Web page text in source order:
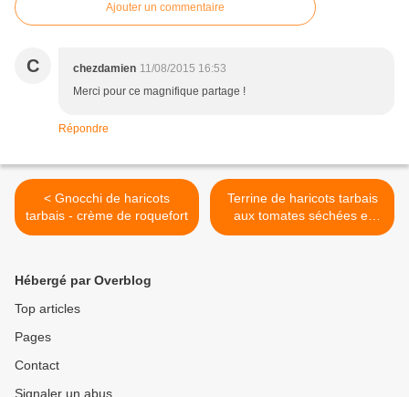
Ajouter un commentaire
C chezdamien 11/08/2015 16:53
Merci pour ce magnifique partage !
Répondre
< Gnocchi de haricots
tarbais - crème de roquefort
Terrine de haricots tarbais
aux tomates séchées et
herbes du jardin >
Hébergé par Overblog
Top articles
Pages
Contact
Signaler un abus